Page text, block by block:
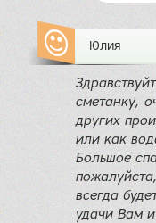
Юлия
сметанку,
других
или как
Большое
всегда
удачи Вам